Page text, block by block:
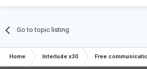
Go to topic listing
Home Interlude x30 Free